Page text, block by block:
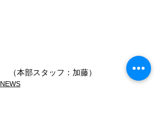
（本部スタッフ：加藤）
NEWS